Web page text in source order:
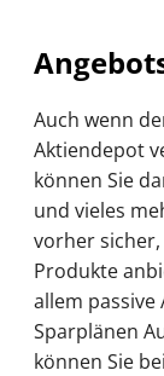
Auch wenn
Aktiendepot
können Sie
und vieles
vorher
Produkte
allem passive
Sparplänen
können Sie